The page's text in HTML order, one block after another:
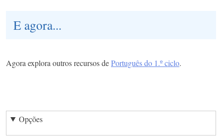
E agora...
Agora explora outros recursos dePortuguês do 1.º ciclo.
Opções